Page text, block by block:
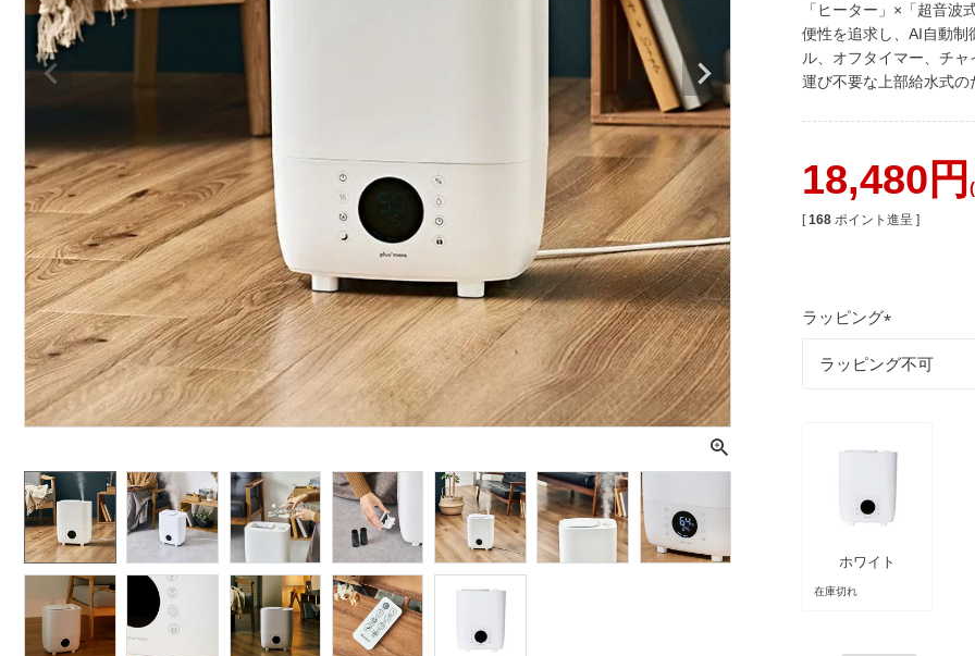
「ヒーター」×「超音波
便性を追求し、AI自動制
ル、オフタイマー、チ
運び不要な上部給水式の
18,480
[ 168 ポイント進呈 ]
ラッピング
必
ホワイト
在庫切れ